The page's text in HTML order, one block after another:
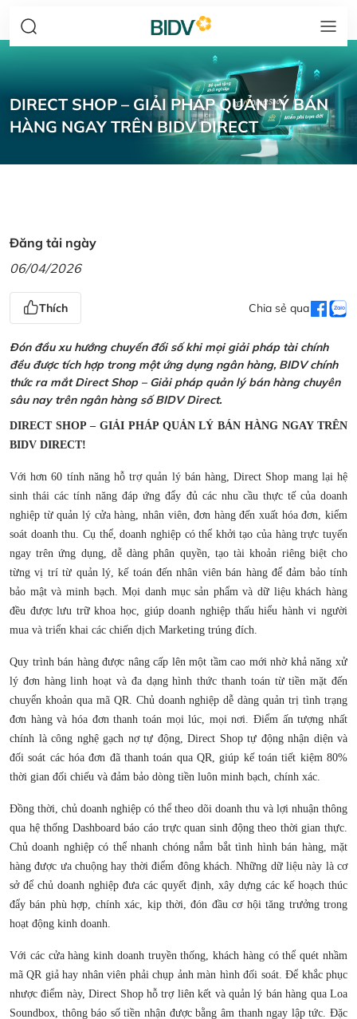
DIRECT SHOP – GIẢI PHÁP QUẢN LÝ BÁN
HÀNG NGAY TRÊN BIDV DIRECT
Đăng tải ngày
06/04/2026
Thích Chia sẻ qua
Đón đầu xu hướng chuyển đổi số khi mọi giải pháp tài chính
đều được tích hợp trong một ứng dụng ngân hàng, BIDV chính
thức ra mắt Direct Shop – Giải pháp quản lý bán hàng chuyên
sâu nay trên ngân hàng số BIDV Direct.
DIRECT SHOP – GIẢI PHÁP QUẢN LÝ BÁN HÀNG NGAY TRÊN
BIDV DIRECT!
Với hơn 60 tính năng hỗ trợ quản lý bán hàng, Direct Shop mang lại hệ
sinh thái các tính năng đáp ứng đẩy đủ các nhu cầu thực tế của doanh
nghiệp từ quản lý cửa hàng, nhân viên, đơn hàng đến xuất hóa đơn, kiểm
soát doanh thu. Cụ thể, doanh nghiệp có thể khởi tạo của hàng trực tuyến
ngay trên ứng dụng, dễ dàng phân quyền, tạo tài khoản riêng biệt cho
từng vị trí từ quản lý, kế toán đến nhân viên bán hàng để đảm bảo tính
bảo mật và minh bạch. Mọi danh mục sản phẩm và dữ liệu khách hàng
đều được lưu trữ khoa học, giúp doanh nghiệp thấu hiểu hành vi người
mua và triển khai các chiến dịch Marketing trúng đích.
Quy trình bán hàng được nâng cấp lên một tầm cao mới nhờ khả năng xử
lý đơn hàng linh hoạt và đa dạng hình thức thanh toán từ tiền mặt đến
chuyển khoản qua mã QR. Chủ doanh nghiệp dễ dàng quản trị tình trạng
đơn hàng và hóa đơn thanh toán mọi lúc, mọi nơi. Điểm ấn tượng nhất
chính là công nghệ gạch nợ tự động, Direct Shop tự động nhận diện và
đối soát các hóa đơn đã thanh toán qua QR, giúp kế toán tiết kiệm 80%
thời gian đối chiếu và đảm bảo dòng tiền luôn minh bạch, chính xác.
Đồng thời, chủ doanh nghiệp có thể theo dõi doanh thu và lợi nhuận thông
qua hệ thống Dashboard báo cáo trực quan sinh động theo thời gian thực.
Chủ doanh nghiệp có thể nhanh chóng nắm bắt tình hình bán hàng, mặt
hàng được ưa chuộng hay thời điểm đông khách. Những dữ liệu này là cơ
sở để chủ doanh nghiệp đưa các quyết định, xây dựng các kế hoạch thúc
đẩy bán phù hợp, chính xác, kịp thời, đón đầu cơ hội tăng trưởng trong
hoạt động kinh doanh.
Với các cửa hàng kinh doanh truyền thống, khách hàng có thể quét nhầm
mã QR giả hay nhân viên phải chụp ảnh màn hình đối soát. Để khắc phục
nhược điểm này, Direct Shop hỗ trợ liên kết và quản lý bán hàng qua Loa
Soundbox, thông báo số tiền nhận được bằng âm thanh ngay lập tức. Đặc